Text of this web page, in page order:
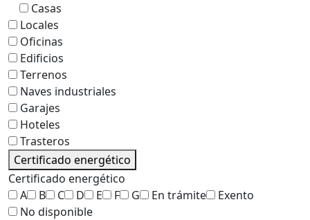
Casas
Locales
Oficinas
Edificios
Terrenos
Naves industriales
Garajes
Hoteles
Trasteros
Certificado energético
Certificado energético
A
B C D E F G En trámite
Exento
No disponible